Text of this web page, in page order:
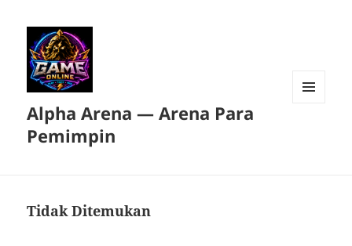
Alpha Arena — Arena Para
Pemimpin
Tidak Ditemukan